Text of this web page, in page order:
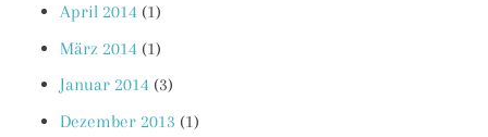
April 2014 (1)
März 2014 (1)
Januar 2014 (3)
Dezember 2013 (1)